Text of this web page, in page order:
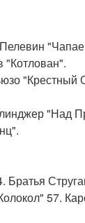
"Котлован".
"Над
Братья
57.